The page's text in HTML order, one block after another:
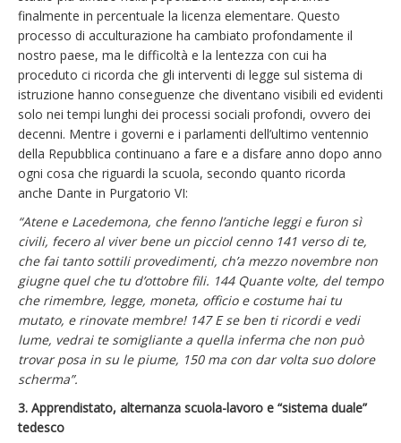
finalmente in percentuale la licenza elementare. Questo
processo di acculturazione ha cambiato profondamente il
nostro paese, ma le difficoltà e la lentezza con cui ha
proceduto ci ricorda che gli interventi di legge sul sistema di
istruzione hanno conseguenze che diventano visibili ed evidenti
solo nei tempi lunghi dei processi sociali profondi, ovvero dei
decenni. Mentre i governi e i parlamenti dell’ultimo ventennio
della Repubblica continuano a fare e a disfare anno dopo anno
ogni cosa che riguardi la scuola, secondo quanto ricorda
anche Dante in Purgatorio VI:
“Atene e Lacedemona, che fennol’antiche leggi e furon sì
civili, fecero al viver bene un picciol cenno 141 verso di te,
che fai tanto sottili provedimenti, ch’a mezzo novembre non
giugne quel che tu d’ottobre fili. 144 Quante volte, del tempo
che rimembre, legge, moneta, officio e costume hai tu
mutato, e rinovate membre! 147 E se ben ti ricordi e vedi
lume, vedrai te somigliante a quella inferma che non può
trovar posa in su le piume, 150 ma con dar volta suo dolore
scherma”.
3. Apprendistato, alternanza scuola-lavoro e “sistema duale”
tedesco